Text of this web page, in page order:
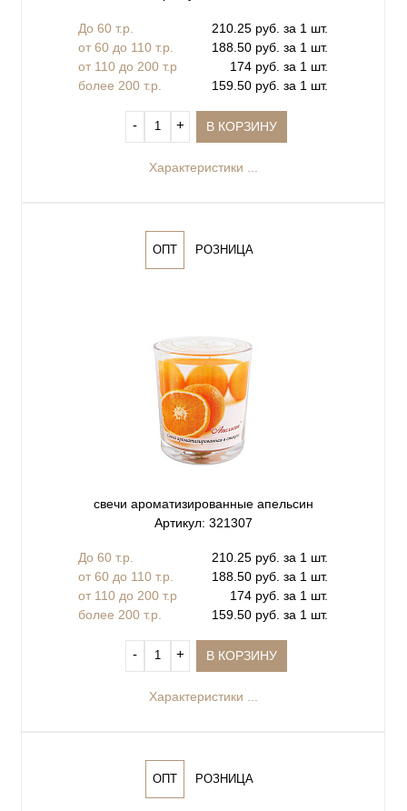
До 60 т.р.
210.25 руб. за 1 шт.
от 60 до 110 т.р.
188.50 руб. за 1 шт.
от 110 до 200 т.р
174 руб. за 1 шт.
более 200 т.р.
159.50 руб. за 1 шт.
‐ + В КОРЗИНУ
Характеристики ...
ОПТ РОЗНИЦА
свечи ароматизированные апельсин
Артикул: 321307
До 60 т.р.
210.25 руб. за 1 шт.
от 60 до 110 т.р.
188.50 руб. за 1 шт.
от 110 до 200 т.р
174 руб. за 1 шт.
более 200 т.р.
159.50 руб. за 1 шт.
‐ + В КОРЗИНУ
Характеристики ...
ОПТ РОЗНИЦА